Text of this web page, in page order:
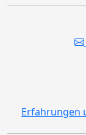
Erfahrungen